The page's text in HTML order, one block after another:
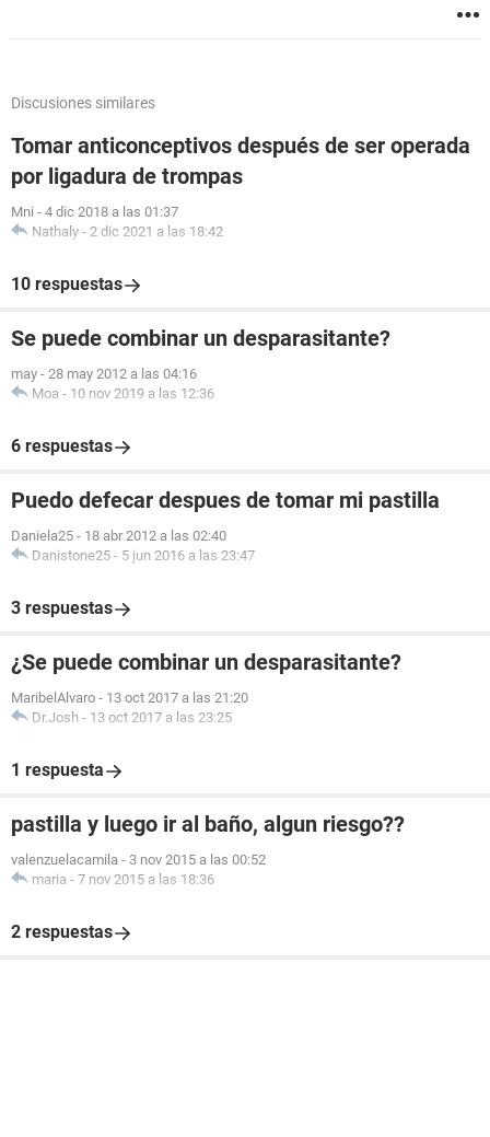
Discusiones similares
Tomar anticonceptivos después de ser operada
por ligadura de trompas
Mni - 4 dic 2018 a las 01:37
Nathaly - 2 dic 2021 a las 18:42
10 respuestas
Se puede combinar un desparasitante?
may - 28 may 2012 a las 04:16
Moa - 10 nov 2019 a las 12:36
6 respuestas
Puedo defecar despues de tomar mi pastilla
Daniela25 - 18 abr 2012 a las 02:40
Danistone25 - 5 jun 2016 a las 23:47
3 respuestas
¿Se puede combinar un desparasitante?
MaribelAlvaro - 13 oct 2017 a las 21:20
Dr.Josh - 13 oct 2017 a las 23:25
1 respuesta
pastilla y luego ir al baño, algun riesgo??
valenzuelacamila - 3 nov 2015 a las 00:52
maria - 7 nov 2015 a las 18:36
2 respuestas